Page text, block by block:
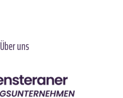
Über uns